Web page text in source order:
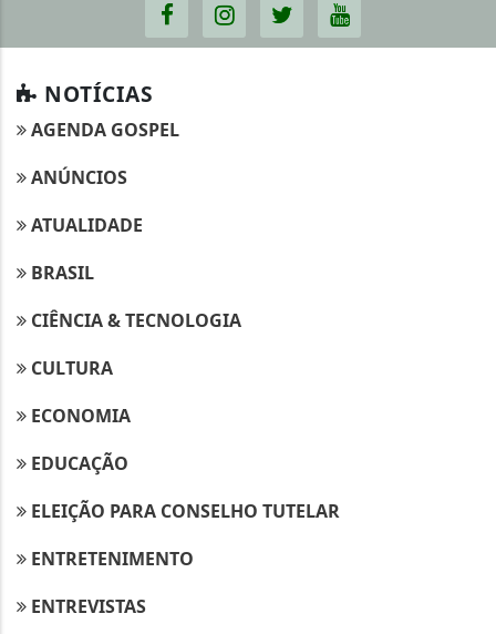
NOTÍCIAS
AGENDA GOSPEL
ANÚNCIOS
ATUALIDADE
BRASIL
CIÊNCIA & TECNOLOGIA
CULTURA
ECONOMIA
EDUCAÇÃO
ELEIÇÃO PARA CONSELHO TUTELAR
ENTRETENIMENTO
ENTREVISTAS